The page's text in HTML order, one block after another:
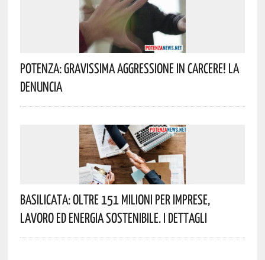
Potenza: Gravissima Aggressione In Carcere! La
Denuncia
Basilicata: Oltre 151 Milioni Per Imprese,
Lavoro Ed Energia Sostenibile. I Dettagli